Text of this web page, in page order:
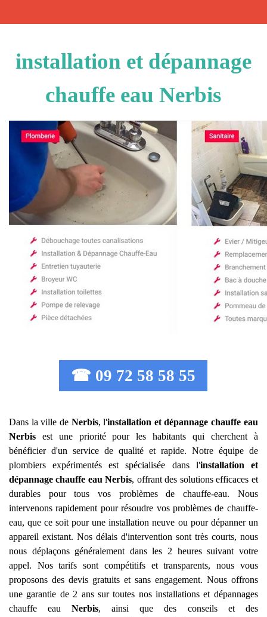
installation et dépannage
chauffe eau Nerbis
☎ 09 72 58 58 55
Dans la ville de Nerbis, l'installation et dépannage chauffe eau
Nerbis est une priorité pour les habitants qui cherchent à
bénéficier d'un service de qualité et rapide. Notre équipe de
plombiers expérimentés est spécialisée dans l'installation et
dépannage chauffe eau Nerbis, offrant des solutions efficaces et
durables pour tous vos problèmes de chauffe-eau. Nous
intervenons rapidement pour résoudre vos problèmes de chauffe-
eau, que ce soit pour une installation neuve ou pour dépanner un
appareil existant. Nos délais d'intervention sont très courts, nous
nous déplaçons généralement dans les 2 heures suivant votre
appel. Nos tarifs sont compétitifs et transparents, nous vous
proposons des devis gratuits et sans engagement. Nous offrons
une garantie de 2 ans sur toutes nos installations et dépannages
chauffe eauNerbis, ainsi que des conseils et des